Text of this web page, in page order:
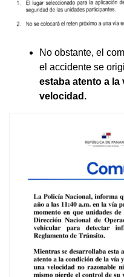
No obstante, el
el accidente se
estaba atento a la
velocidad.